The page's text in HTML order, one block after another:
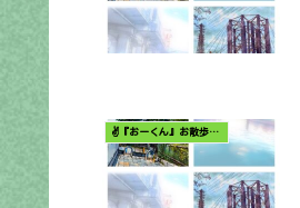
✌️『おーくん』お散歩日記〜どんな出会いがあるだろう〜